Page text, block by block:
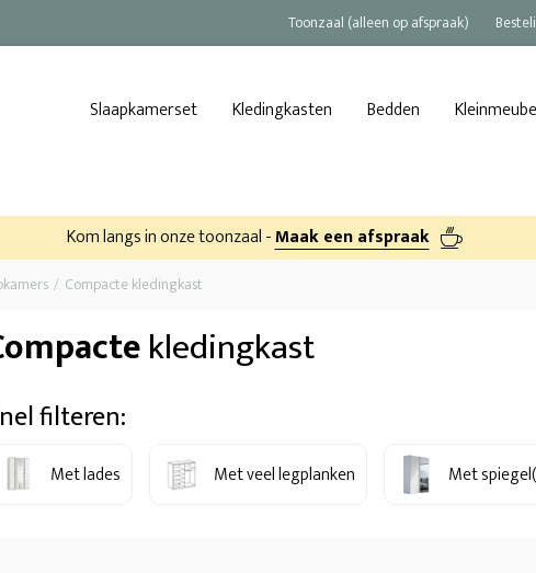
Toonzaal (alleen op afspraak)
Slaapkamerset Kledingkasten Bedden
Kom langs in onze toonzaal -Maak een afspraak
Compacte kledingkast
kledingkast
filteren:
Met lades Met veel legplanken Met